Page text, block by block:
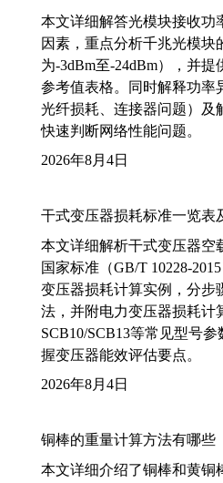
本文详细解答光模块接收功
因素，重点分析千兆光模块
为-3dBm至-24dBm），并
参考值表格。同时解释功率
光纤损耗、连接器问题）及
快速判断网络性能问题。
2026年8月4日
干式变压器损耗标准一览表
本文详细解析干式变压器空
国家标准（GB/T 10228-
变压器损耗计算实例，分步
法，并附电力变压器损耗计
SCB10/SCB13等常见型号
握变压器能效评估要点。
2026年8月4日
铜棒的重量计算方法有哪些
本文详细介绍了铜棒和黄铜